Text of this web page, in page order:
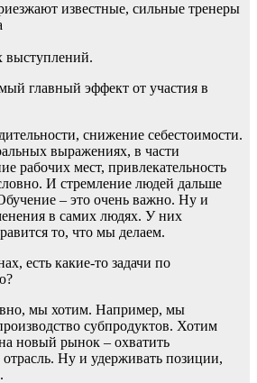
известные, сильные тренеры
выступлений.
главный эффект от участия в
снижение себестоимости.
выражениях, в части
рабочих мест, привлекательность
И стремление людей дальше
– это очень важно. Ну и
в самих людях. У них
то, что мы делаем.
есть какие-то задачи по
мы хотим. Например, мы
субпродуктов. Хотим
новый рынок – охватить
отрасль. Ну и удерживать позиции,